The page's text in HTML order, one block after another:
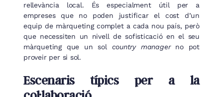
rellevància local. És especialment útil per a
empreses que no poden justificar el cost d’un
equip de màrqueting complet a cada nou país, però
que necessiten un nivell de sofisticació en el seu
màrqueting que un sol country managerno pot
proveir per si sol.
Escenaris típics per a la